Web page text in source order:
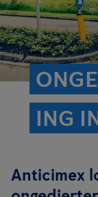
ING
Anticimex